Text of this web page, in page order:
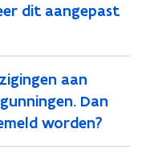
dit aangepast
aan
Dan
worden?